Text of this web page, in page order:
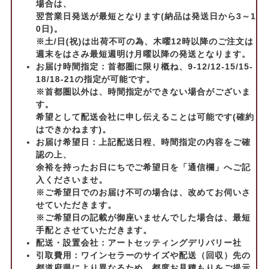
場合は、
翌営業日発送が最短となります(納品は発送日から3～1
0日)。
※土/日(祝)は出荷不可の為、木曜12時以降のご注文は
週末をはさみ最短週明け月曜以降の発送となります。
お届け時間指定：首都圏に限り概ね、9-12/12-15/15-
18/18-21の指定が可能です。
※首都圏以外は、時間指定ができない場合がございま
す。
希望として配送会社に申し伝えることは可能です(確約
はできかねます)。
お届け希望日：上記配送日程、時間指定の内容をご確
認の上、
余裕を持ったお日にちでご希望日を「通信欄」へご記
入くださいませ。
※ご希望日でのお届け不可の場合は、改めてお伺いさ
せていただきます。
※ご希望日の記載が御座いませんでした場合は、最短
手配とさせていただきます。
配送・設置会社：アートセッティングデリバリー社
引取費用：ワインセラーのサイズや配送（回収）先の